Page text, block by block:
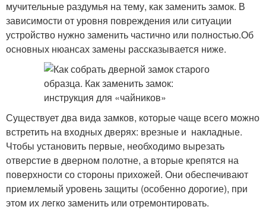
мучительные раздумья на тему, как заменить замок. В
зависимости от уровня повреждения или ситуации
устройство нужно заменить частично или полностью.Об
основных нюансах замены рассказывается ниже.
Существует два вида замков, которые чаще всего можно
встретить на входных дверях: врезные и накладные.
Чтобы установить первые, необходимо вырезать
отверстие в дверном полотне, а вторые крепятся на
поверхности со стороны прихожей. Они обеспечивают
приемлемый уровень защиты (особенно дорогие), при
этом их легко заменить или отремонтировать.